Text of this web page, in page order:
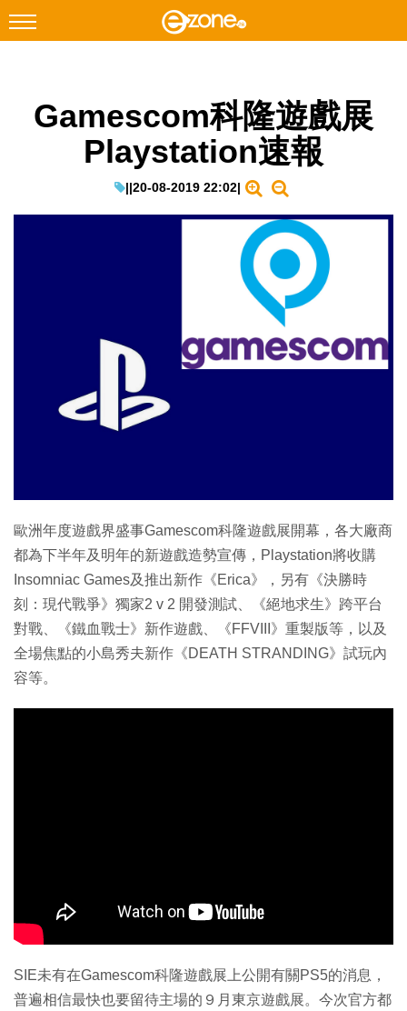
Facebook Instagram
遊戲動漫
生成式AI與雲端應用
Enterprise Digital Transformation
Gamescom科隆遊戲展
Playstation速報
||20-08-2019 22:02|
歐洲年度遊戲界盛事Gamescom科隆遊戲展開幕，各大廠商
都為下半年及明年的新遊戲造勢宣傳，Playstation將收購
Insomniac Games及推出新作《Erica》，另有《決勝時
刻：現代戰爭》獨家2 v 2 開發測試、《絕地求生》跨平台
對戰、《鐵血戰士》新作遊戲、《FFVIII》重製版等，以及
全場焦點的小島秀夫新作《DEATH STRANDING》試玩內
容等。
SIE未有在Gamescom科隆遊戲展上公開有關PS5的消息，
普遍相信最快也要留待主場的９月東京遊戲展。今次官方都